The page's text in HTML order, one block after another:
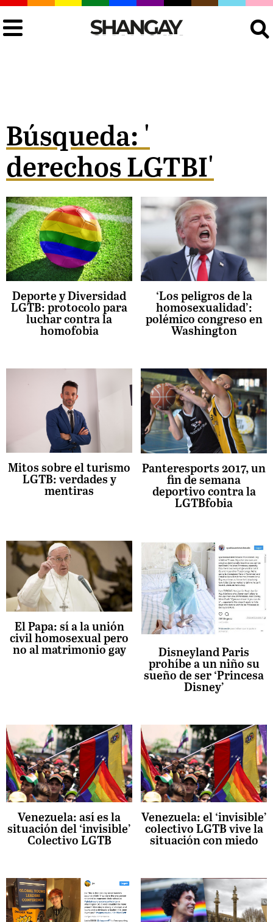
Búsqueda: '
derechos LGTBI'
Deporte y Diversidad
LGTB: protocolo para
luchar contra la
homofobia
‘Los peligros de la
homosexualidad’:
polémico congreso en
Washington
Mitos sobre el turismo
LGTB: verdades y
mentiras
Panteresports 2017, un
fin de semana
deportivo contra la
LGTBfobia
El Papa: sí a la unión
civil homosexual pero
no al matrimonio gay
Disneyland Paris
prohíbe a un niño su
sueño de ser ‘Princesa
Disney’
Venezuela: así es la
situación del ‘invisible’
Colectivo LGTB
Venezuela: el ‘invisible’
colectivo LGTB vive la
situación con miedo